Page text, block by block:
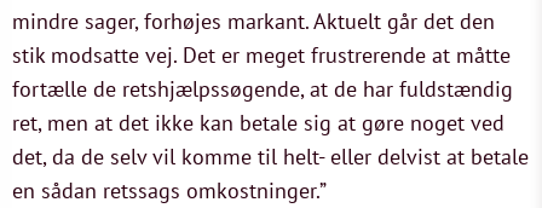
mindre sager, forhøjes markant. Aktuelt går det den
stik modsatte vej. Det er meget frustrerende at måtte
fortælle de retshjælpssøgende, at de har fuldstændig
ret, men at det ikke kan betale sig at gøre noget ved
det, da de selv vil komme til helt- eller delvist at betale
en sådan retssags omkostninger.”